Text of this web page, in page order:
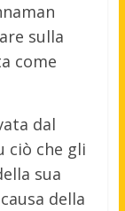
sulla
come
dal
ciò che gli
a sua
a della